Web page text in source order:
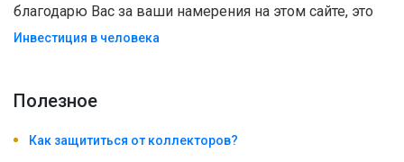
благодарю Вас за ваши намерения на этом сайте, это
Инвестиция в человека
Полезноe
Как защититься от коллекторов?